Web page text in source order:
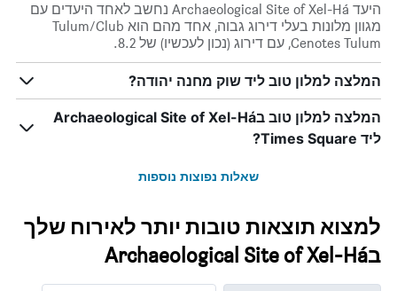
היעד Archaeological Site of Xel-Há נחשב לאחד היעדים עם
מגוון מלונות בעלי דירוג גבוה, אחד מהם הוא Tulum/Club
Cenotes Tulum, עם דירוג (נכון לעכשיו) של 8.2.
המלצה למלון טוב ליד שוק מחנה יהודה?
המלצה למלון טוב בArchaeological Site of Xel-Há
ליד Times Square?
שאלות נפוצות נוספות
למצוא תוצאות טובות יותר לאירוח שלך
בArchaeological Site of Xel-Há